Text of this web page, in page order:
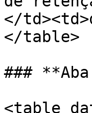
</
</table>
###
<table